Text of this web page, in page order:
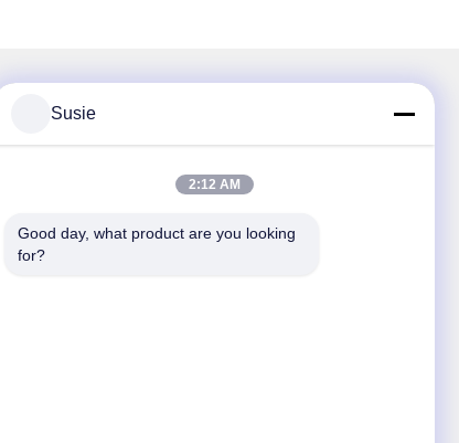
Bültenimiz
ve daha fazlası için bültenimize abone olun.
Susie
2:12 AM
Good day, what product are you looking
for?